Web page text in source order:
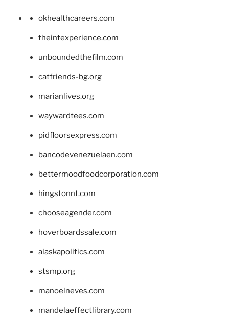
okhealthcareers.com
theintexperience.com
unboundedthefilm.com
catfriends-bg.org
marianlives.org
waywardtees.com
pidfloorsexpress.com
bancodevenezuelaen.com
bettermoodfoodcorporation.com
hingstonnt.com
chooseagender.com
hoverboardssale.com
alaskapolitics.com
stsmp.org
manoelneves.com
mandelaeffectlibrary.com